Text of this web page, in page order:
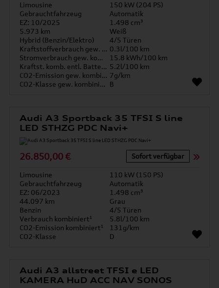
Limousine
150 kW (204 PS)
Gebrauchtfahrzeug
Automatik
EZ: 10/2025
1.498 cm³
5.973 km
Weiß
Hybrid (Benzin/Elektro)
4/5 Türen
Kraftstoffverbrauch gew. kombiniert 0.3l/100 km
Stromverbrauch gew. kombiniert
15.8 kWh/100 km
Kraftst. komb. entl. Batterie 5.2l/100 km
CO2-Emission gew. kombiniert 7g/km
CO2-Klasse gew. kombiniert B
Audi A3 Sportback 35 TFSI S line
LED STHZG PDC Navi+
26.850,00 € Sofort verfügbar
Limousine
110 kW (150 PS)
Gebrauchtfahrzeug
Automatik
EZ: 06/2023
1.498 cm³
44.097 km
Grau
Benzin
4/5 Türen
Verbrauch kombiniert¹
5.8l/100 km
CO2-Emission kombiniert¹
131g/km
CO2-Klasse
D
Audi A3 allstreet TFSI e LED
KAMERA HuD ACC NAV SONOS